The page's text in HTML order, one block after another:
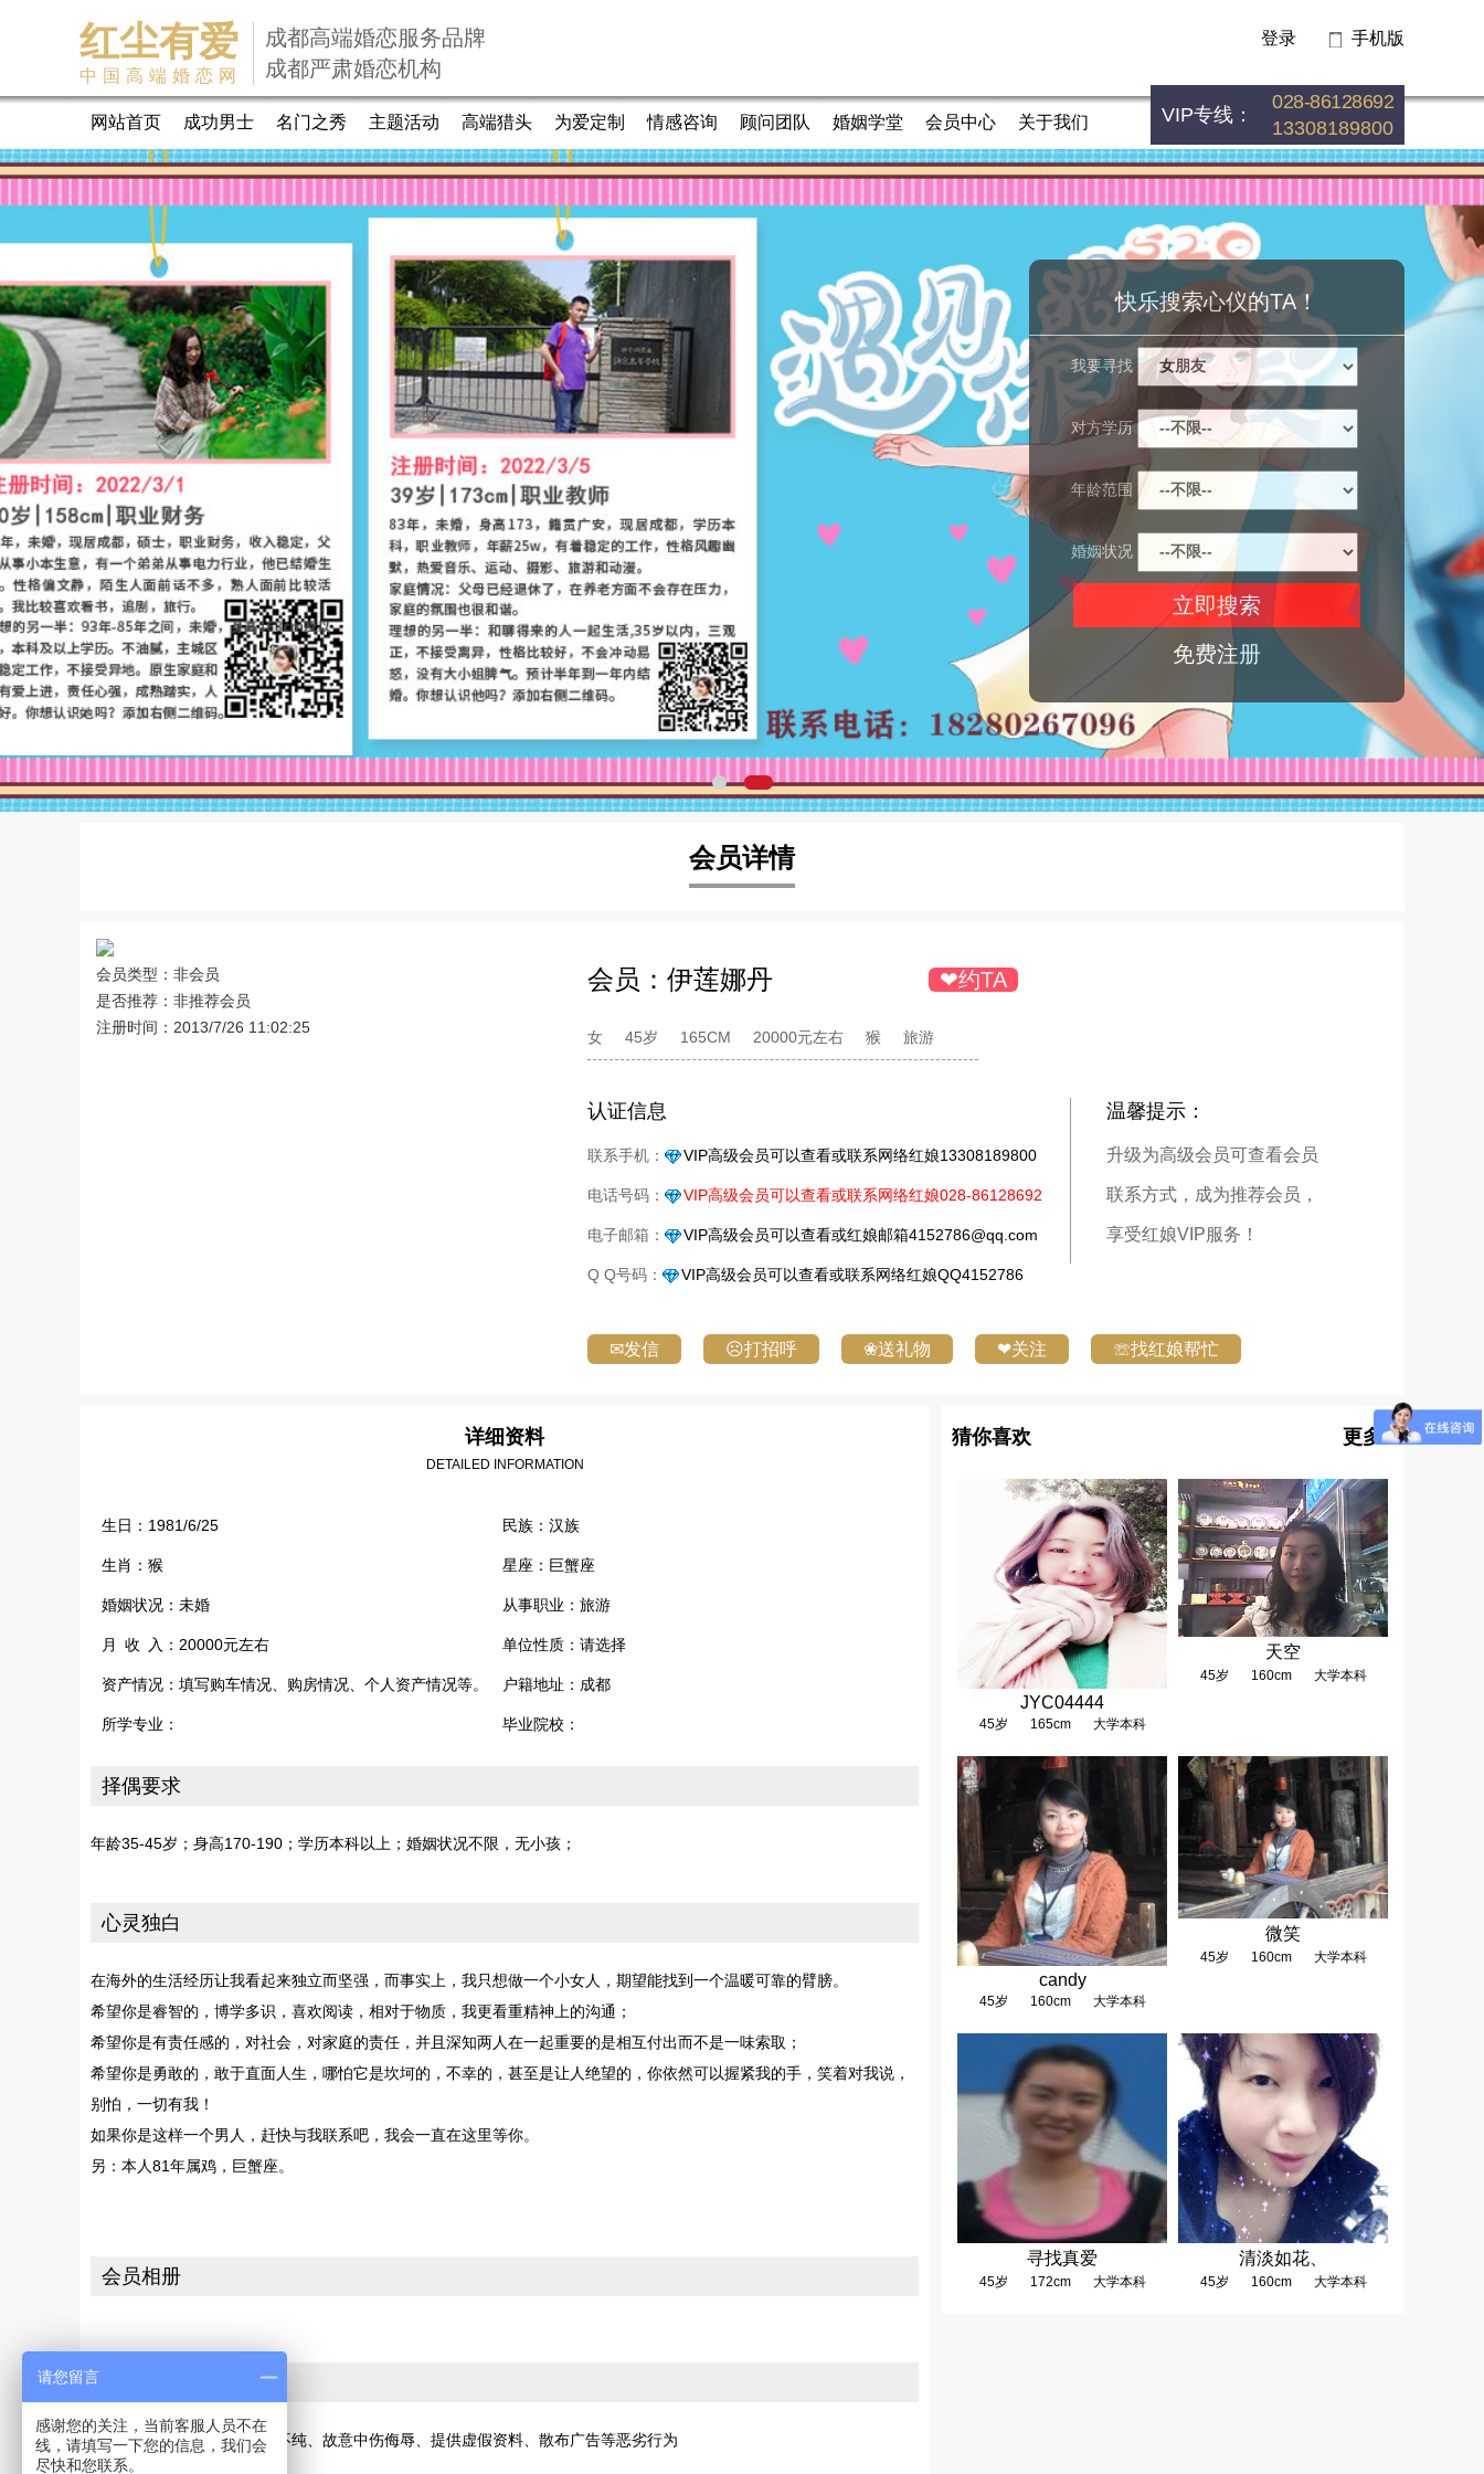
红尘有爱
中国高端婚恋网
成都高端婚恋服务品牌
成都严肃婚恋机构
登录 手机版
网站首页 成功男士 名门之秀 主题活动 高端猎头 为爱定制 情感咨询 顾问团队 婚姻学堂 会员中心 关于我们 VIP专线：
028-86128692
13308189800
快乐搜索心仪的TA！
我要寻找
对方学历
年龄范围
婚姻状况
免费注册
会员详情
会员类型：非会员
是否推荐：非推荐会员
注册时间：2013/7/26 11:02:25
会员： 伊莲娜丹 ❤约TA
女 45岁 165CM 20000元左右 猴 旅游
认证信息
联系手机： VIP高级会员可以查看或联系网络红娘13308189800
电话号码： VIP高级会员可以查看或联系网络红娘028-86128692
电子邮箱： VIP高级会员可以查看或红娘邮箱4152786@qq.com
Q Q号码： VIP高级会员可以查看或联系网络红娘QQ4152786
温馨提示：
升级为高级会员可查看会员
联系方式，成为推荐会员，
享受红娘VIP服务！
✉发信 ☹打招呼 ❀送礼物 ❤关注 ☏找红娘帮忙
详细资料
DETAILED INFORMATION
生日：1981/6/25 民族：汉族
生肖：猴 星座：巨蟹座
婚姻状况：未婚 从事职业：旅游
月 收 入：20000元左右 单位性质：请选择
资产情况：填写购车情况、购房情况、个人资产情况等。 户籍地址：成都
所学专业： 毕业院校：
择偶要求
年龄35-45岁；身高170-190；学历本科以上；婚姻状况不限，无小孩；
心灵独白
在海外的生活经历让我看起来独立而坚强，而事实上，我只想做一个小女人，期望能找到一个温暖可靠的臂膀。
希望你是睿智的，博学多识，喜欢阅读，相对于物质，我更看重精神上的沟通；
希望你是有责任感的，对社会，对家庭的责任，并且深知两人在一起重要的是相互付出而不是一味索取；
希望你是勇敢的，敢于直面人生，哪怕它是坎坷的，不幸的，甚至是让人绝望的，你依然可以握紧我的手，笑着对我说，
别怕，一切有我！
如果你是这样一个男人，赶快与我联系吧，我会一直在这里等你。
另：本人81年属鸡，巨蟹座。
会员相册
若您发现此会员有交友动机不纯、故意中伤侮辱、提供虚假资料、散布广告等恶劣行为
猜你喜欢 更多
JYC04444
45岁 165cm 大学本科
天空
45岁 160cm 大学本科
candy
45岁 160cm 大学本科
微笑
45岁 160cm 大学本科
寻找真爱
45岁 172cm 大学本科
清淡如花、
45岁 160cm 大学本科
请您留言
感谢您的关注，当前客服人员不在
线，请填写一下您的信息，我们会
尽快和您联系。